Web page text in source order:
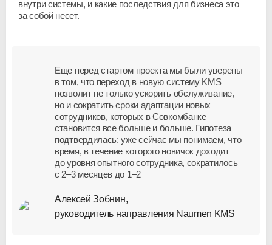
внутри системы, и какие последствия для бизнеса это
за собой несет.
Еще перед стартом проекта мы были уверены
в том, что переход в новую систему KMS
позволит не только ускорить обслуживание,
но и сократить сроки адаптации новых
сотрудников, которых в Совкомбанке
становится все больше и больше. Гипотеза
подтвердилась: уже сейчас мы понимаем, что
время, в течение которого новичок доходит
до уровня опытного сотрудника, сократилось
с 2–3 месяцев до 1–2
Алексей Зобнин,
руководитель направления Naumen KMS